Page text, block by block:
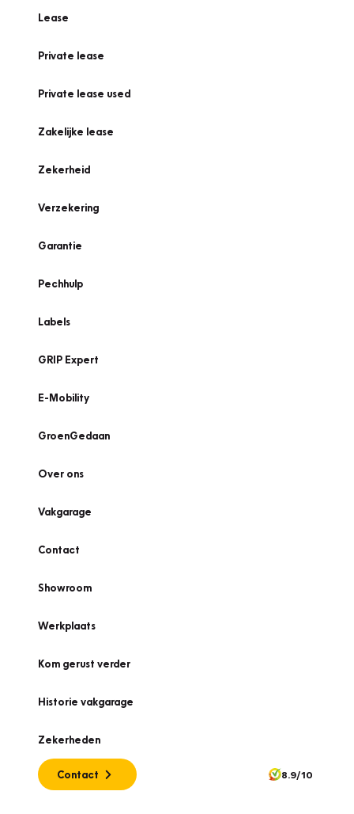
Lease
Private lease
Private lease used
Zakelijke lease
Zekerheid
Verzekering
Garantie
Pechhulp
Labels
GRIP Expert
E-Mobility
GroenGedaan
Over ons
Vakgarage
Contact
Showroom
Werkplaats
Kom gerust verder
Historie vakgarage
Zekerheden
Contact 8.9/10